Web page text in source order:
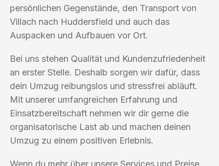
persönlichen Gegenstände, den Transport von
Villach nach Huddersfield und auch das
Auspacken und Aufbauen vor Ort.
Bei uns stehen Qualität und Kundenzufriedenheit
an erster Stelle. Deshalb sorgen wir dafür, dass
dein Umzug reibungslos und stressfrei abläuft.
Mit unserer umfangreichen Erfahrung und
Einsatzbereitschaft nehmen wir dir gerne die
organisatorische Last ab und machen deinen
Umzug zu einem positiven Erlebnis.
Wenn du mehr über unsere Services und Preise